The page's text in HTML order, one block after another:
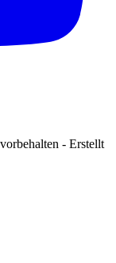
- Erstellt